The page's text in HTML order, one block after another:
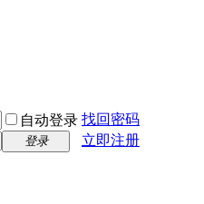
自动登录 找回密码
登录
立即注册